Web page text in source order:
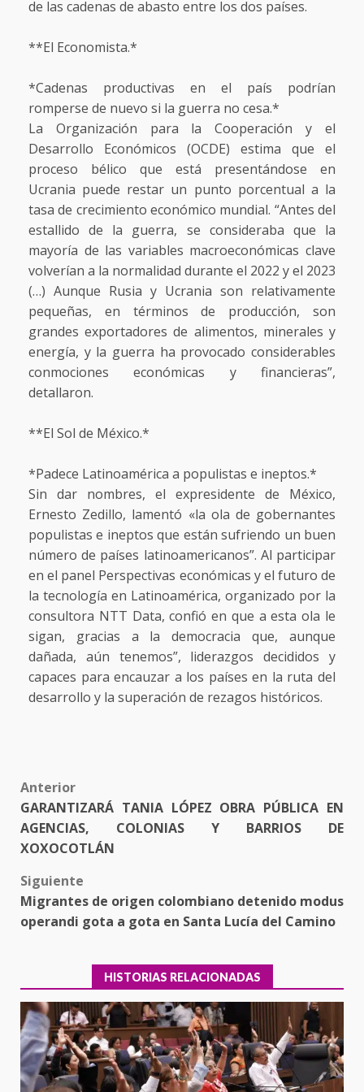
de las cadenas de abasto entre los dos países.
**El Economista.*
*Cadenas productivas en el país podrían
romperse de nuevo si la guerra no cesa.*
La Organización para la Cooperación y el
Desarrollo Económicos (OCDE) estima que el
proceso bélico que está presentándose en
Ucrania puede restar un punto porcentual a la
tasa de crecimiento económico mundial. “Antes del
estallido de la guerra, se consideraba que la
mayoría de las variables macroeconómicas clave
volverían a la normalidad durante el 2022 y el 2023
(…) Aunque Rusia y Ucrania son relativamente
pequeñas, en términos de producción, son
grandes exportadores de alimentos, minerales y
energía, y la guerra ha provocado considerables
conmociones económicas y financieras”,
detallaron.
**El Sol de México.*
*Padece Latinoamérica a populistas e ineptos.*
Sin dar nombres, el expresidente de México,
Ernesto Zedillo, lamentó «la ola de gobernantes
populistas e ineptos que están sufriendo un buen
número de países latinoamericanos”. Al participar
en el panel Perspectivas económicas y el futuro de
la tecnología en Latinoamérica, organizado por la
consultora NTT Data, confió en que a esta ola le
sigan, gracias a la democracia que, aunque
dañada, aún tenemos”, liderazgos decididos y
capaces para encauzar a los países en la ruta del
desarrollo y la superación de rezagos históricos.
Post
navigation
Anterior
GARANTIZARÁ TANIA LÓPEZ OBRA PÚBLICA EN
AGENCIAS, COLONIAS Y BARRIOS DE
XOXOCOTLÁN
Siguiente
Migrantes de origen colombiano detenido modus
operandi gota a gota en Santa Lucía del Camino
HISTORIAS RELACIONADAS